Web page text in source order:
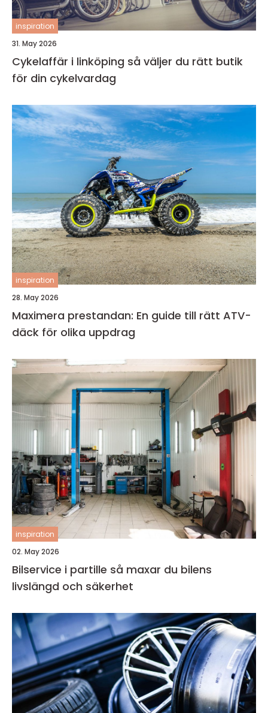
inspiration
31. May 2026
Cykelaffär i linköping så väljer du rätt butik
för din cykelvardag
inspiration
28. May 2026
Maximera prestandan: En guide till rätt ATV-
däck för olika uppdrag
inspiration
02. May 2026
Bilservice i partille så maxar du bilens
livslängd och säkerhet